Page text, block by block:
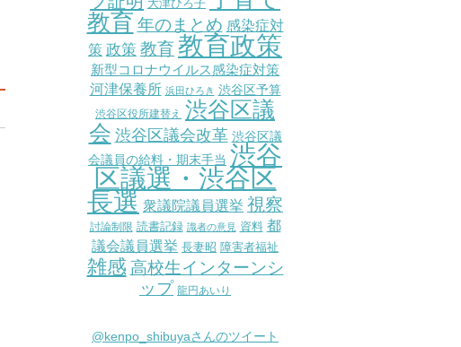
大津ひろ子
教育 年のまとめ 感染症対
策 政策 教育教育政策
新型コロナウイルス感染症対策
河津保養所 浜田ひろき 渋谷区予算
渋谷区役所建替え 渋谷区議
会 渋谷区議会改革 渋谷区議
会議員の給料・期末手当 渋谷
区議選・渋谷区
長選 衆議院議員選挙 視察
討論制限 読書記録 識者の意見 資料 都
議会議員選挙 長妻昭 障害者福祉
雑感 高校生インターンシ
ップ 龍円あいり
@kenpo_shibuyaさんのツイート